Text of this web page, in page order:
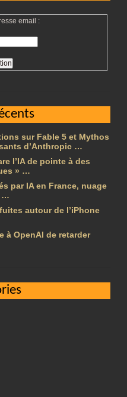
email :
sur Fable 5 et Mythos
d’Anthropic …
l’IA de pointe à des
» …
par IA en France, nuage
…
autour de l’iPhone
à OpenAI de retarder